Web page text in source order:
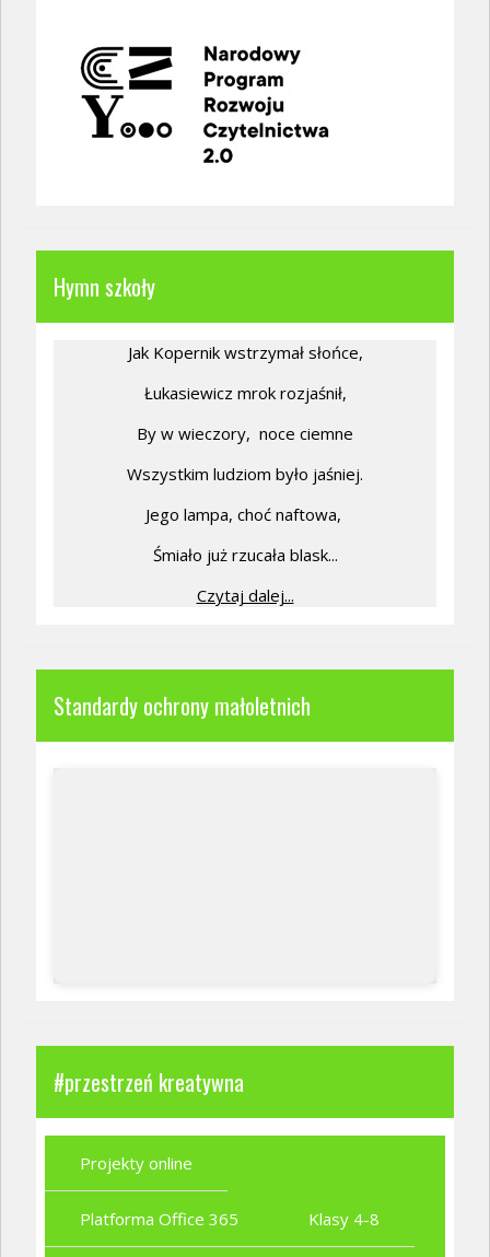
Hymn szkoły
Jak Kopernik wstrzymał słońce,
Łukasiewicz mrok rozjaśnił,
By w wieczory, noce ciemne
Wszystkim ludziom było jaśniej.
Jego lampa, choć naftowa,
Śmiało już rzucała blask...
Czytaj dalej...
Standardy ochrony małoletnich
#przestrzeń kreatywna
Projekty online
Platforma Office 365 Klasy 4-8